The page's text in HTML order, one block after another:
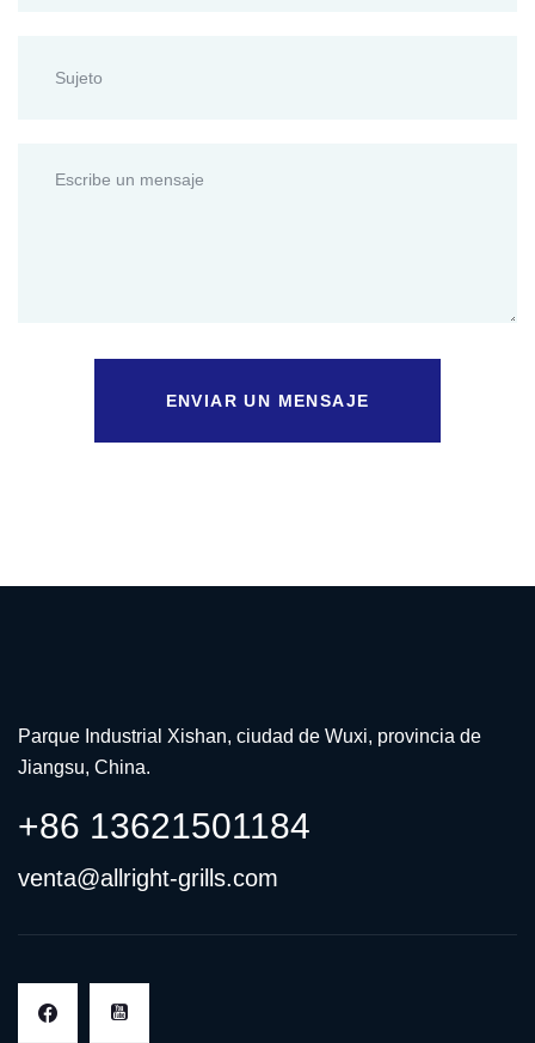
ENVIAR UN MENSAJE
Parque Industrial Xishan, ciudad de Wuxi, provincia de
Jiangsu, China.
+86 13621501184
venta@allright-grills.com